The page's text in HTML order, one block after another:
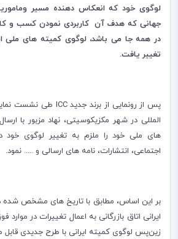
لوگوی خود که انعکاس دهنده مسیر
جهانی که هدف آن کاربردی نمودن کسب و
در همه جا می باشد، لوگوی کمیته های ملی
تغییر یافت.
پس از رونمایی از برند جدیدICC طی نشست
المللی در شهر مکزیکو‌سیتی، نهاد مزبور با
های ملی خود را ملزم به تغییر لوگوی خود
اجتماعی، انتشارات، نامه های ارسالی و ..... نمود.
بر این اساس، مطابق با تاریخ های مشخص شده
ایرانی اتاق بازرگانی به اعمال تغییرات در موارد
زین‌پس لوگوی کمیته ایرانی با طرح جدیدی قابل